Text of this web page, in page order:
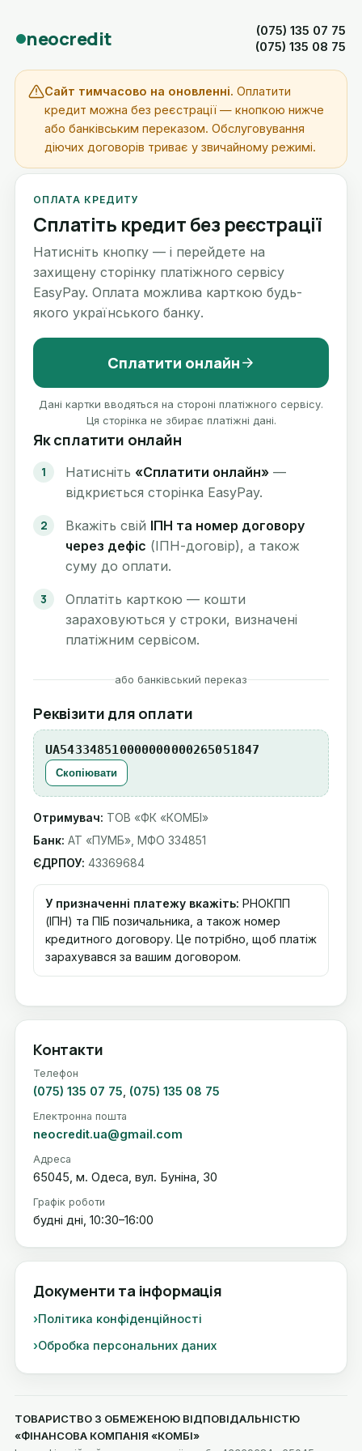
neocredit
(075) 135 07 75
(075) 135 08 75
Сайт тимчасово на оновленні. Оплатити
кредит можна без реєстрації — кнопкою нижче
або банківським переказом. Обслуговування
діючих договорів триває у звичайному режимі.
ОПЛАТА КРЕДИТУ
Сплатіть кредит без реєстрації
Натисніть кнопку — і перейдете на
захищену сторінку платіжного сервісу
EasyPay. Оплата можлива карткою будь-
якого українського банку.
Сплатити онлайн
Дані картки вводяться на стороні платіжного сервісу.
Ця сторінка не збирає платіжні дані.
Як сплатити онлайн
Натисніть «Сплатити онлайн» —
відкриється сторінка EasyPay.
Вкажіть свій ІПН та номер договору
через дефіс (ІПН-договір), а також
суму до оплати.
Оплатіть карткою — кошти
зараховуються у строки, визначені
платіжним сервісом.
або банківський переказ
Реквізити для оплати
UA543348510000000000265051847
Скопіювати
Отримувач: ТОВ «ФК «КОМБІ»
Банк: АТ «ПУМБ», МФО 334851
ЄДРПОУ: 43369684
У призначенні платежу вкажіть: РНОКПП
(ІПН) та ПІБ позичальника, а також номер
кредитного договору. Це потрібно, щоб платіж
зарахувався за вашим договором.
Контакти
Телефон
(075) 135 07 75 (075) 135 08 75
Електронна пошта
neocredit.ua@gmail.com
Адреса
65045, м. Одеса, вул. Буніна, 30
Графік роботи
будні дні, 10:30–16:00
Документи та інформація
Політика конфіденційності
Обробка персональних даних
ТОВАРИСТВО З ОБМЕЖЕНОЮ ВІДПОВІДАЛЬНІСТЮ
«ФІНАНСОВА КОМПАНІЯ «КОМБІ»